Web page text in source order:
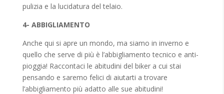
pulizia e la lucidatura del telaio.
4- ABBIGLIAMENTO
Anche qui si apre un mondo, ma siamo in inverno e
quello che serve di più è l’abbigliamento tecnico e anti-
pioggia! Raccontaci le abitudini del biker a cui stai
pensando e saremo felici di aiutarti a trovare
l’abbigliamento più adatto alle sue abitudini!